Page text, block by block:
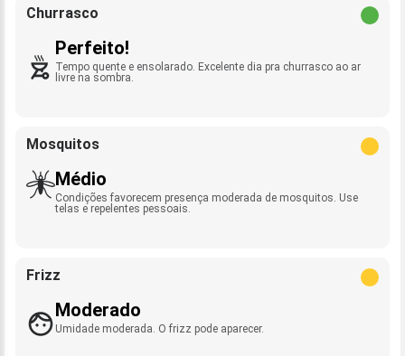
Churrasco
Perfeito!
Tempo quente e ensolarado. Excelente dia pra churrasco ao ar
livre na sombra.
Mosquitos
Médio
Condições favorecem presença moderada de mosquitos. Use
telas e repelentes pessoais.
Frizz
Moderado
Umidade moderada. O frizz pode aparecer.